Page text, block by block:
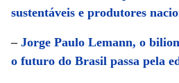
sustentáveis e produtores
– Jorge Paulo Lemann, o
o futuro do Brasil passa pela